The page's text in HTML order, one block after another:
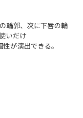
輪郭、次に下唇の輪
いだけ
が演出できる。